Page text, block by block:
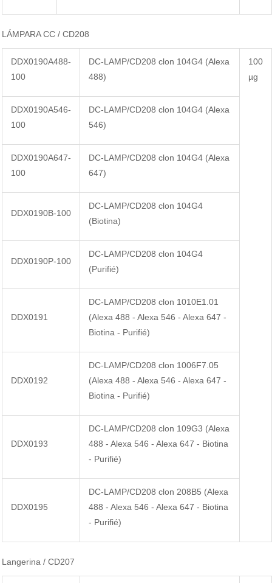
LÁMPARA CC / CD208
DDX0190A488-
100
DC-LAMP/CD208 clon 104G4 (Alexa
488)
100
µg
DDX0190A546-
100
DC-LAMP/CD208 clon 104G4 (Alexa
546)
DDX0190A647-
100
DC-LAMP/CD208 clon 104G4 (Alexa
647)
DDX0190B-100
DC-LAMP/CD208 clon 104G4
(Biotina)
DDX0190P-100
DC-LAMP/CD208 clon 104G4
(Purifié)
DDX0191
DC-LAMP/CD208 clon 1010E1.01
(Alexa 488 - Alexa 546 - Alexa 647 -
Biotina - Purifié)
DDX0192
DC-LAMP/CD208 clon 1006F7.05
(Alexa 488 - Alexa 546 - Alexa 647 -
Biotina - Purifié)
DDX0193
DC-LAMP/CD208 clon 109G3 (Alexa
488 - Alexa 546 - Alexa 647 - Biotina
- Purifié)
DDX0195
DC-LAMP/CD208 clon 208B5 (Alexa
488 - Alexa 546 - Alexa 647 - Biotina
- Purifié)
Langerina / CD207